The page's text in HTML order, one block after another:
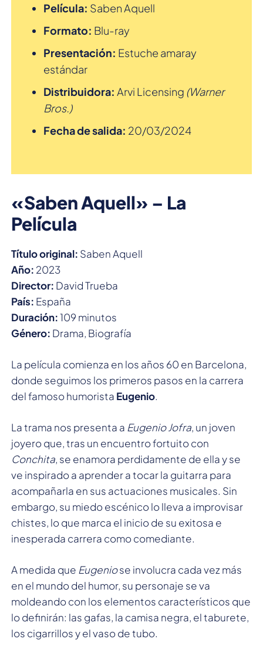
Película: Saben Aquell
Formato: Blu-ray
Presentación: Estuche amaray
estándar
Distribuidora: Arvi Licensing (Warner
Bros.)
Fecha de salida: 20/03/2024
«Saben Aquell» – La
Película
Título original: Saben Aquell
Año: 2023
Director: David Trueba
País: España
Duración:109 minutos
Género: Drama, Biografía
La película comienza en los años 60 en Barcelona,
donde seguimos los primeros pasos en la carrera
del famoso humorista Eugenio.
La trama nos presenta a Eugenio Jofra, un joven
joyero que, tras un encuentro fortuito con
Conchita, se enamora perdidamente de ella y se
ve inspirado a aprender a tocar la guitarra para
acompañarla en sus actuaciones musicales. Sin
embargo, su miedo escénico lo lleva a improvisar
chistes, lo que marca el inicio de su exitosa e
inesperada carrera como comediante.
A medida que Eugeniose involucra cada vez más
en el mundo del humor, su personaje se va
moldeando con los elementos característicos que
lo definirán: las gafas, la camisa negra, el taburete,
los cigarrillos y el vaso de tubo.